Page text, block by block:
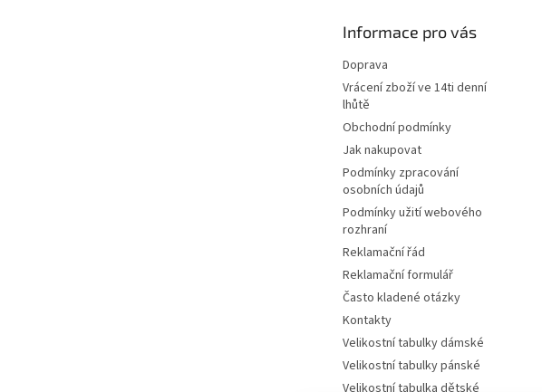
Informace pro vás
Doprava
Vrácení zboží ve 14ti denní
lhůtě
Obchodní podmínky
Jak nakupovat
Podmínky zpracování
osobních údajů
Podmínky užití webového
rozhraní
Reklamační řád
Reklamační formulář
Často kladené otázky
Kontakty
Velikostní tabulky dámské
Velikostní tabulky pánské
Velikostní tabulka dětské